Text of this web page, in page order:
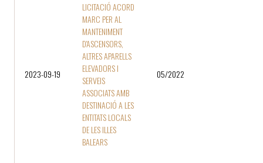
2023-09-19
LICITACIÓ ACORD
MARC PER AL
MANTENIMENT
D'ASCENSORS,
ALTRES APARELLS
ELEVADORS I
SERVEIS
ASSOCIATS AMB
DESTINACIÓ A LES
ENTITATS LOCALS
DE LES ILLES
BALEARS
05/2022